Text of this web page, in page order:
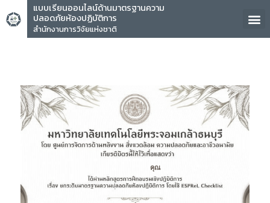
แบบเรียนออนไลน์ด้านมาตรฐานความ
ปลอดภัยห้องปฏิบัติการ
สำนักงานการวิจัยแห่งชาติ
คุณ